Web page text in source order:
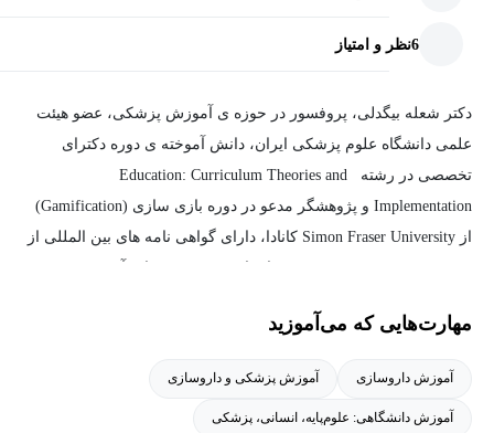
6نظر و امتیاز
دکتر شعله بیگدلی، پروفسور در حوزه ی آموزش پزشکی، عضو هیئت
علمی دانشگاه علوم پزشکی ایران، دانش آموخته ی دوره دکترای
تخصصی در رشته Education: Curriculum Theories and
Implementation و پژوهشگر مدعو در دوره بازی سازی (Gamification)
از Simon Fraser University کانادا، دارای گواهی نامه های بین المللی از
Planning an External Review, Implementing Improvements after Self
Self-Review
مهارت‌هایی که می‌آموزید
آموزش داروسازی آموزش پزشکی و داروسازی
آموزش دانشگاهی: علوم‌پایه، انسانی، پزشکی